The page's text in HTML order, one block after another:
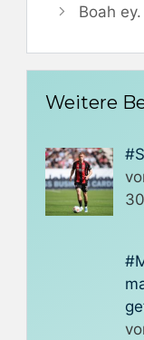
Boah ey.
Weitere